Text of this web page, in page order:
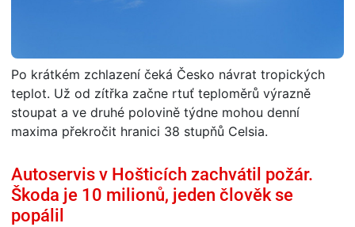
Po krátkém zchlazení čeká Česko návrat tropických
teplot. Už od zítřka začne rtuť teploměrů výrazně
stoupat a ve druhé polovině týdne mohou denní
maxima překročit hranici 38 stupňů Celsia.
Autoservis v Hošticích zachvátil požár.
Škoda je 10 milionů, jeden člověk se
popálil